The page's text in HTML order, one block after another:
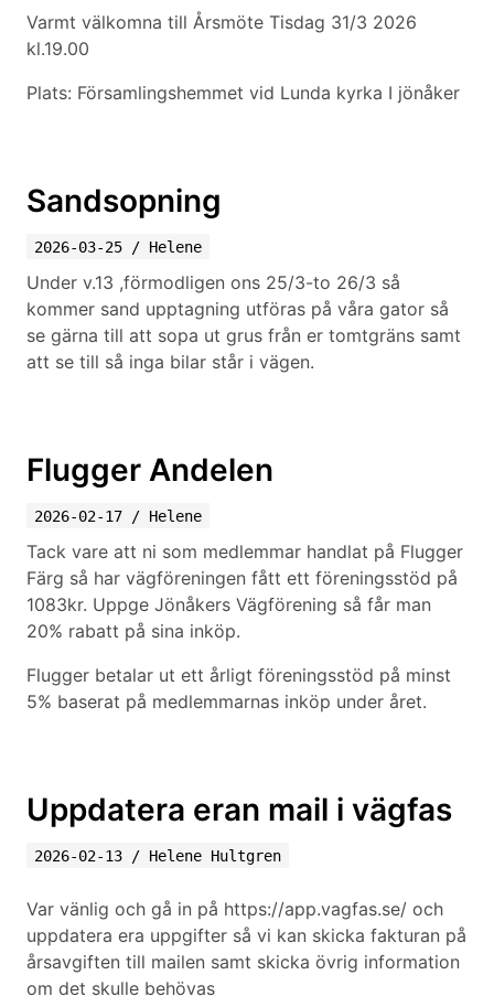
Varmt välkomna till Årsmöte Tisdag 31/3 2026
kl.19.00
Plats: Församlingshemmet vid Lunda kyrka I jönåker
Sandsopning
2026-03-25 / Helene
Under v.13 ,förmodligen ons 25/3-to 26/3 så
kommer sand upptagning utföras på våra gator så
se gärna till att sopa ut grus från er tomtgräns samt
att se till så inga bilar står i vägen.
Flugger Andelen
2026-02-17 / Helene
Tack vare att ni som medlemmar handlat på Flugger
Färg så har vägföreningen fått ett föreningsstöd på
1083kr. Uppge Jönåkers Vägförening så får man
20% rabatt på sina inköp.
Flugger betalar ut ett årligt föreningsstöd på minst
5% baserat på medlemmarnas inköp under året.
Uppdatera eran mail i vägfas
2026-02-13 / Helene Hultgren
Var vänlig och gå in på https://app.vagfas.se/ och
uppdatera era uppgifter så vi kan skicka fakturan på
årsavgiften till mailen samt skicka övrig information
om det skulle behövas